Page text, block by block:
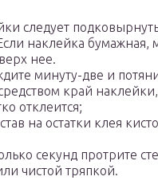
следует
наклейка бумажная,
нее.
минуту-две и
край наклейки,
отклеится;
на остатки клея
секунд протрите
чистой тряпкой.